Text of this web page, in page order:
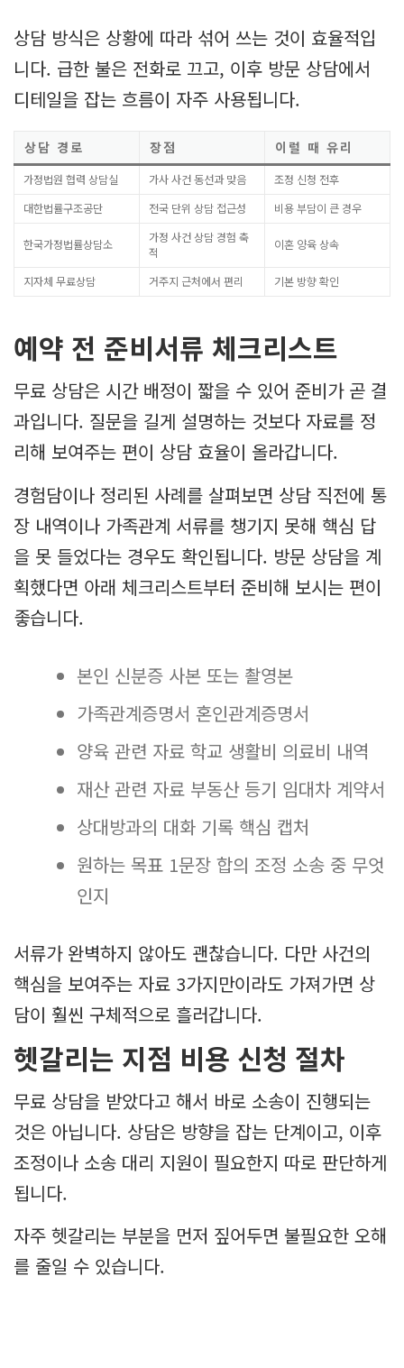
상담 방식은 상황에 따라 섞어 쓰는 것이 효율적입
니다. 급한 불은 전화로 끄고, 이후 방문 상담에서
디테일을 잡는 흐름이 자주 사용됩니다.
상담 경로 장점 이럴 때 유리
가정법원 협력 상담실 가사 사건 동선과 맞음
조정 신청 전후
대한법률구조공단
전국 단위 상담 접근성 비용 부담이 큰 경우
한국가정법률상담소
가정 사건 상담 경험 축
적
이혼 양육 상속
지자체 무료상담 거주지 근처에서 편리 기본 방향 확인
예약 전 준비서류 체크리스트
무료 상담은 시간 배정이 짧을 수 있어 준비가 곧 결
과입니다. 질문을 길게 설명하는 것보다 자료를 정
리해 보여주는 편이 상담 효율이 올라갑니다.
경험담이나 정리된 사례를 살펴보면 상담 직전에 통
장 내역이나 가족관계 서류를 챙기지 못해 핵심 답
을 못 들었다는 경우도 확인됩니다. 방문 상담을 계
획했다면 아래 체크리스트부터 준비해 보시는 편이
좋습니다.
본인 신분증 사본 또는 촬영본
가족관계증명서 혼인관계증명서
양육 관련 자료 학교 생활비 의료비 내역
재산 관련 자료 부동산 등기 임대차 계약서
상대방과의 대화 기록 핵심 캡처
원하는 목표 1문장 합의 조정 소송 중 무엇
인지
서류가 완벽하지 않아도 괜찮습니다. 다만 사건의
핵심을 보여주는 자료 3가지만이라도 가져가면 상
담이 훨씬 구체적으로 흘러갑니다.
헷갈리는 지점 비용 신청 절차
무료 상담을 받았다고 해서 바로 소송이 진행되는
것은 아닙니다. 상담은 방향을 잡는 단계이고, 이후
조정이나 소송 대리 지원이 필요한지 따로 판단하게
됩니다.
자주 헷갈리는 부분을 먼저 짚어두면 불필요한 오해
를 줄일 수 있습니다.